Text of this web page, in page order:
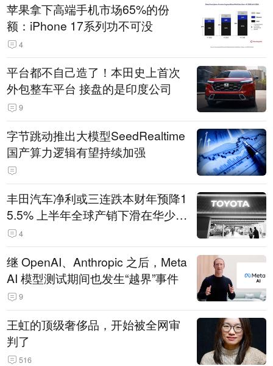
苹果拿下高端手机市场65%的份
额：iPhone 17系列功不可没
4
平台都不自己造了！本田史上首次
外包整车平台 接盘的是印度公司
9
字节跳动推出大模型SeedRealtime
国产算力逻辑有望持续加强
丰田汽车净利或三连跌本财年预降1
5.5% 上半年全球产销下滑在华少卖
14.3万辆
4
继 OpenAI、Anthropic 之后，Meta
AI 模型测试期间也发生“越界”事件
9
王虹的顶级奢侈品，开始被全网审
判了
516